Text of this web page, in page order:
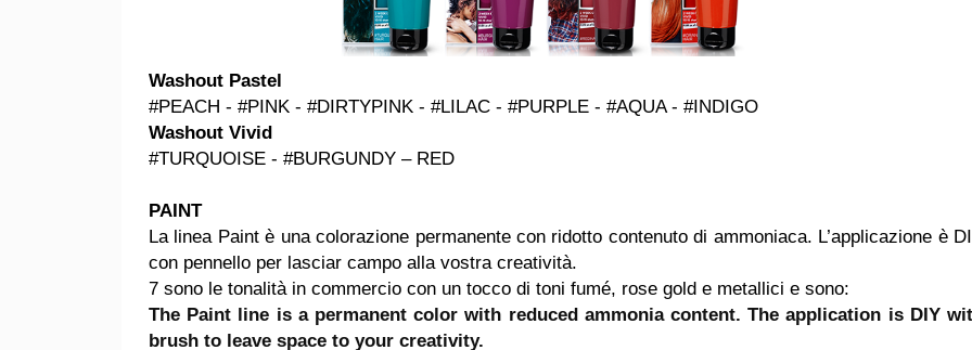
Washout Pastel
#PEACH - #PINK - #DIRTYPINK - #LILAC - #PURPLE - #AQUA - #INDIGO
Washout Vivid
#TURQUOISE - #BURGUNDY – RED
PAINT
La linea Paint è una colorazione permanente con ridotto contenuto di ammoniaca. L’applicazione è
con pennello per lasciar campo alla vostra creatività.
7 sono le tonalità in commercio con un tocco di toni fumé, rose gold e metallici e sono:
The Paint line is a permanent color with reduced ammonia content. The application is DIY
brush to leave space to your creativity.